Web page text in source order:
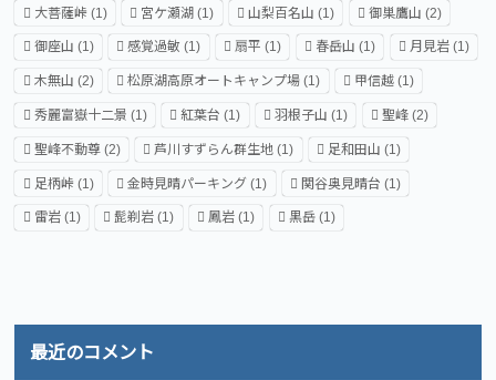
大菩薩峠(1) 宮ケ瀬湖 (1) 山梨百名山 (1) 御巣鷹山 (2)
御座山 (1) 感覚過敏 (1) 扇平 (1) 春岳山 (1) 月見岩(1)
木無山 (2) 松原湖高原オートキャンプ場 (1) 甲信越 (1)
秀麗富嶽十二景 (1) 紅葉台 (1) 羽根子山 (1) 聖峰(2)
聖峰不動尊(2) 芦川すずらん群生地 (1) 足和田山 (1)
足柄峠(1) 金時見晴パーキング (1) 関谷奥見晴台 (1)
雷岩(1) 髭剃岩 (1) 鳳岩 (1) 黒岳(1)
最近のコメント